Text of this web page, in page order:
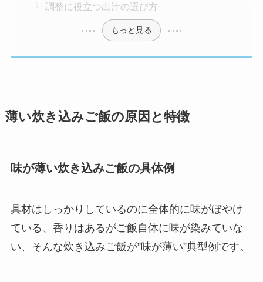
調整に役立つ出汁の選び方
もっと見る
薄い炊き込みご飯の原因と特徴
味が薄い炊き込みご飯の具体例
具材はしっかりしているのに全体的に味がぼやけ
ている、香りはあるがご飯自体に味が染みていな
い、そんな炊き込みご飯が”味が薄い”典型例です。